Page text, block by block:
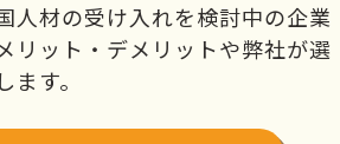
人材の受け入れを検討中の企業
リット・デメリットや弊社が選
す。